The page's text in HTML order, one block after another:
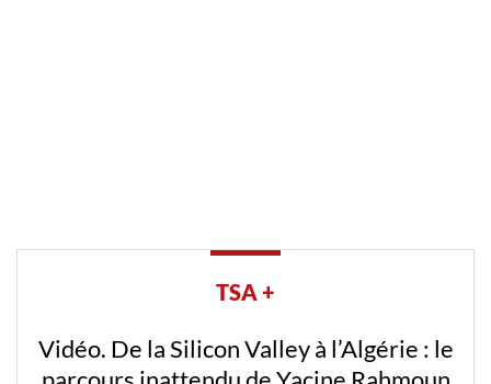
TSA +
Vidéo. De la Silicon Valley à l’Algérie : le